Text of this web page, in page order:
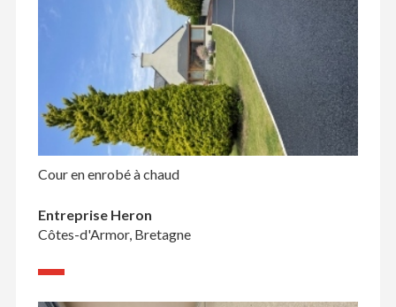
Cour en enrobé à chaud
Entreprise Heron
Côtes-d'Armor, Bretagne